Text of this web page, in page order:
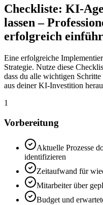
Checkliste: KI-
lassen –
erfolgreich
Eine erfolgreiche
Strategie. Nutze diese
dass du alle wichtigen
aus deiner KI-Investition
1
Vorbereitung
Aktuelle Prozesse
identifizieren
Zeitaufwand für
Mitarbeiter über
Budget und